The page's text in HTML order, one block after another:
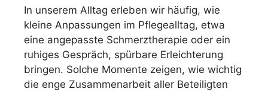
In unserem Alltag erleben wir häufig, wie
kleine Anpassungen im Pflegealltag, etwa
eine angepasste Schmerztherapie oder ein
ruhiges Gespräch, spürbare Erleichterung
bringen. Solche Momente zeigen, wie wichtig
die enge Zusammenarbeit aller Beteiligten